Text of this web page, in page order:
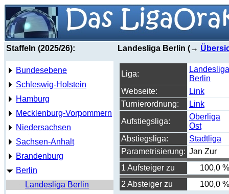
Staffeln (2025/26):
Bundesebene
Schleswig-Holstein
Hamburg
Mecklenburg-Vorpommern
Niedersachsen
Sachsen-Anhalt
Brandenburg
Berlin
Landesliga Berlin
Landesliga Berlin (→
Liga:
Landesliga
Berlin
Webseite:
Link
Turnierordnung:
Link
Aufstiegsliga:
Oberliga
Ost
Abstiegsliga:
Stadtliga
Parametrisierung: Jan Zur
1 Aufsteiger zu
100,0 %
2 Absteiger zu
100,0 %